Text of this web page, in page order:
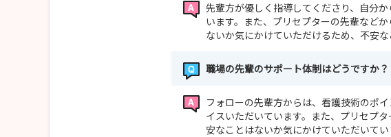
先輩方が優しく指導してくださり、自分
います。また、プリセプターの先輩など
ないか気にかけていただけるため、不安
職場の先輩のサポート体制はどうですか？
フォローの先輩方からは、看護技術のポ
イスいただいています。また、プリセプ
安なことはないか気にかけていただいてい